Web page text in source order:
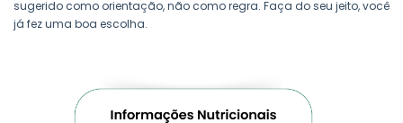
sugerido como orientação, não como regra. Faça do seu jeito, você
já fez uma boa escolha.